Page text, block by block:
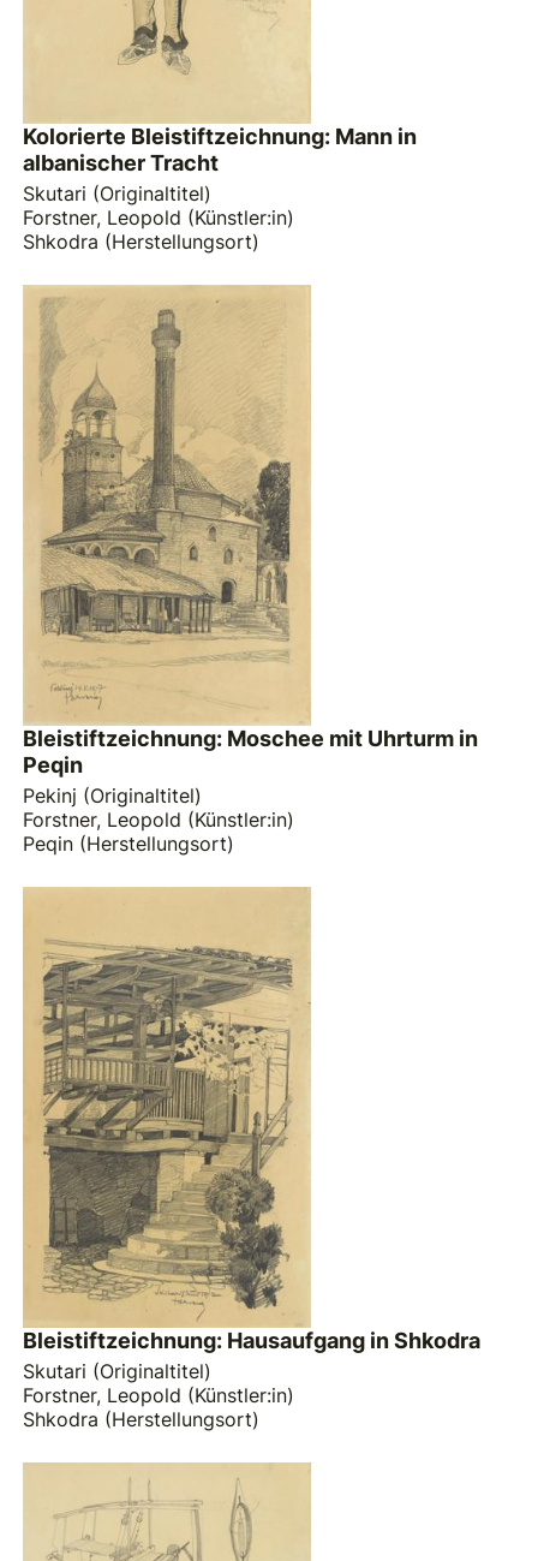
Kolorierte Bleistiftzeichnung: Mann in
albanischer Tracht
Skutari (Originaltitel)
Forstner, Leopold (Künstler:in)
Shkodra (Herstellungsort)
Bleistiftzeichnung: Moschee mit Uhrturm in
Peqin
Pekinj (Originaltitel)
Forstner, Leopold (Künstler:in)
Peqin (Herstellungsort)
Bleistiftzeichnung: Hausaufgang in Shkodra
Skutari (Originaltitel)
Forstner, Leopold (Künstler:in)
Shkodra (Herstellungsort)